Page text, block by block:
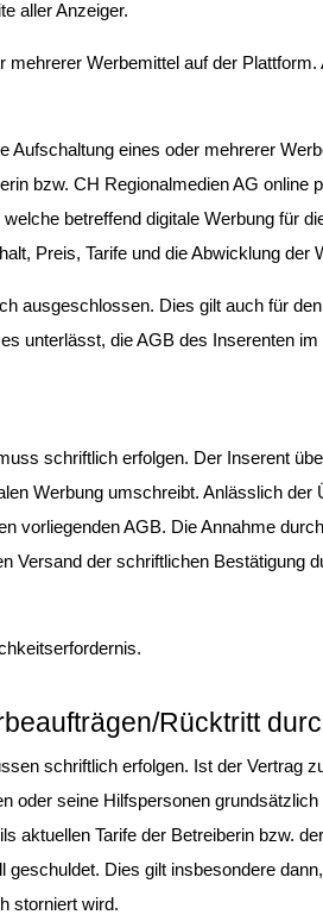
aller Anzeiger.
Werbemittel auf der
Aufschaltung eines oder mehrerer
bzw. CH Regionalmedien AG
betreffend digitale Werbung für
Preis, Tarife und die Abwicklung der
ausgeschlossen. Dies gilt auch für
unterlässt, die AGB des Inserenten
schriftlich erfolgen. Der Inserent
Werbung umschreibt. Anlässlich
vorliegenden AGB. Die Annahme
Versand der schriftlichen Bestätigung
Rücktritt
schriftlich erfolgen. Ist der Vertrag
oder seine Hilfspersonen
aktuellen Tarife der Betreiberin bzw.
Dies gilt insbesondere
storniert wird.